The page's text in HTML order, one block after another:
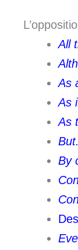
All
As
As
As
But.
By